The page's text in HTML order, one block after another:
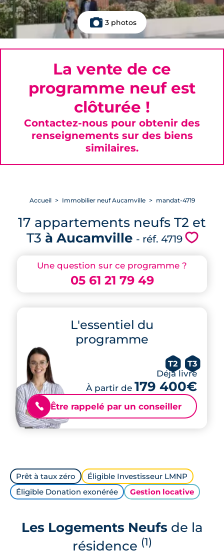
3 photos
Une question sur ce programme ?
05 61 21 79 49
L'essentiel du
programme
T2 T3
Déjà livré
À partir de 179 400€
📞 Être rappelé par un conseiller
Accueil Immobilier neuf Aucamville mandat-4719
17 appartements neufs T2 et
T3 à Aucamville - réf. 4719 💗
La vente de ce
programme neuf est
clôturée !
Contactez-nous pour obtenir des
renseignements sur des biens
similaires.
Prêt à taux zéro
Éligible Investisseur LMNP
Éligible Donation exonérée
Gestion locative
Les Logements Neufsde la
résidence (1)